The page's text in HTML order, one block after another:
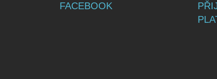
FACEBOOK